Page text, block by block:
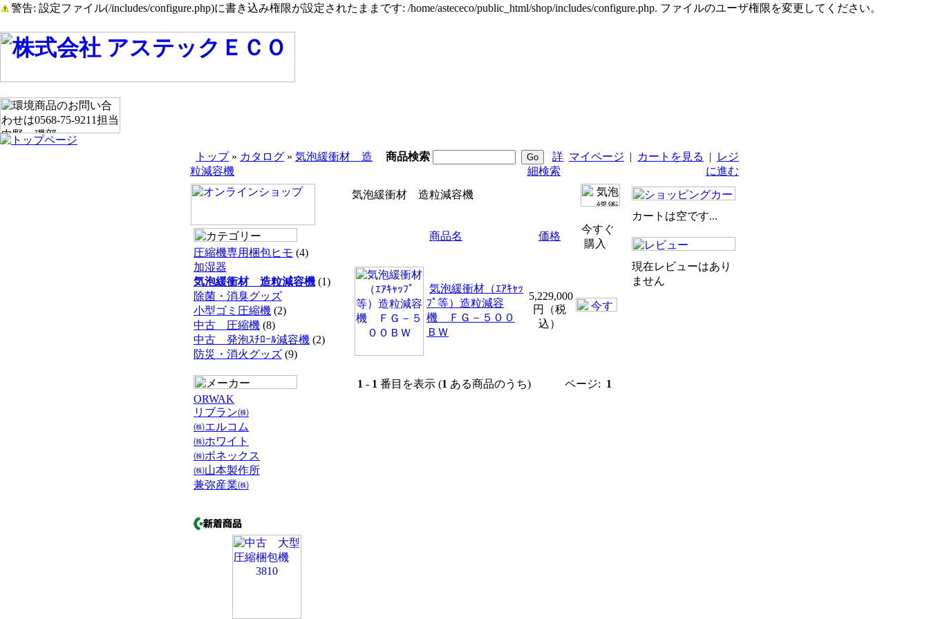
警告: 設定ファイル(/includes/configure.php)に書き込み権限が設定されたままです: /home/astececo/public_html/shop/includes/configure.php. ファイルのユーザ権限を変更してください。
トップ» カタログ » 気泡緩衝材 造
粒減容機
商品検索
詳
細検索
マイページ | カートを見る |
レジ
に進む
圧縮機専用梱包ヒモ (4)
加湿器
気泡緩衝材 造粒減容機 (1)
除菌・消臭グッズ
小型ゴミ圧縮機 (2)
中古 圧縮機 (8)
中古 発泡ｽﾁﾛｰﾙ減容機 (2)
防災・消火グッズ (9)
ORWAK
リブラン㈱
㈱エルコム
㈱ホワイト
㈱ボネックス
㈱山本製作所
兼弥産業㈱
気泡緩衝材 造粒減容機
商品名 価格
今すぐ
購入
気泡緩衝材（ｴｱｷｬｯ
ﾌﾟ等）造粒減容
機 ＦＧ－５００
ＢＷ
5,229,000
円（税
込）
1 - 1 番目を表示 (1 ある商品のうち) ページ: 1
カートは空です...
現在レビューはあり
ません